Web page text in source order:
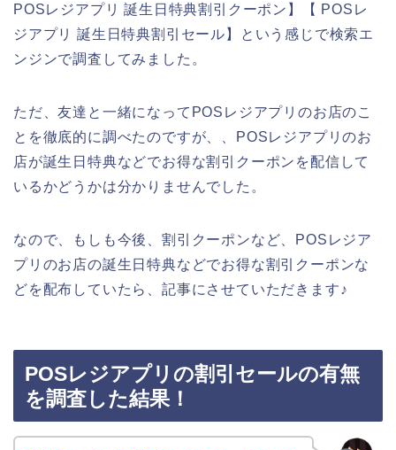
POSレジアプリ 誕生日特典割引クーポン】【 POSレ
ジアプリ 誕生日特典割引セール】という感じで検索エ
ンジンで調査してみました。
ただ、友達と一緒になってPOSレジアプリのお店のこ
とを徹底的に調べたのですが、、POSレジアプリのお
店が誕生日特典などでお得な割引クーポンを配信して
いるかどうかは分かりませんでした。
なので、もしも今後、割引クーポンなど、POSレジア
プリのお店の誕生日特典などでお得な割引クーポンな
どを配布していたら、記事にさせていただきます♪
POSレジアプリの割引セールの有無
を調査した結果！